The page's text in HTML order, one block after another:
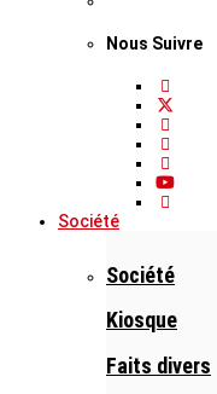
Nous Suivre
Société
Société
Kiosque
Faits divers